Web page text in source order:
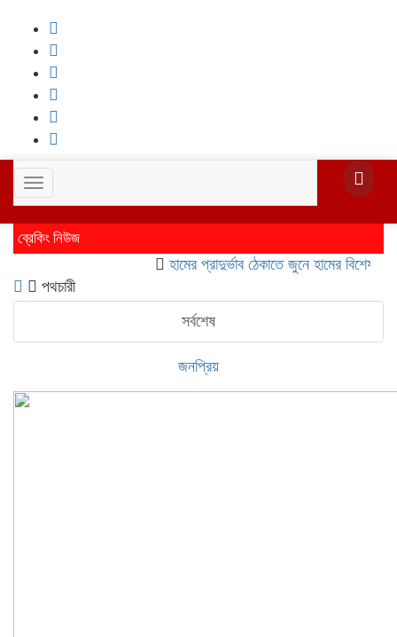
Toggle
navigation
ব্রেকিং নিউজ
হামের প্রাদুর্ভাব ঠেকাতে জুনে হামের বিশেষ
পথচারী
সর্বশেষ
জনপ্রিয়